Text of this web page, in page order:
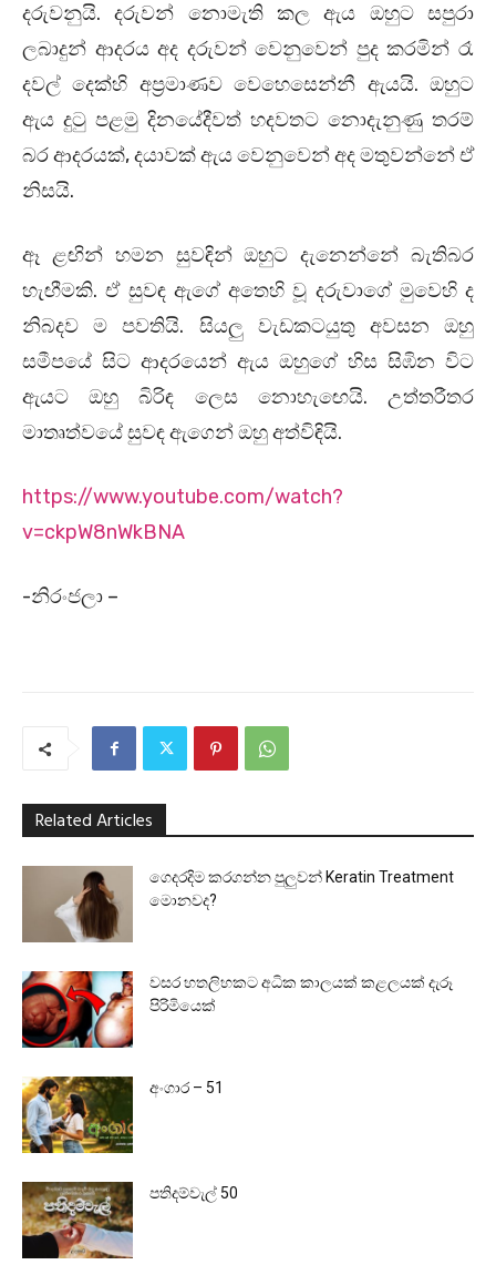
දරුවනුයි. දරුවන් නොමැති කල ඇය ඔහුට සපුරා
ලබාදුන් ආදරය අද දරුවන් වෙනුවෙන් පුද කරමින් රෑ
දවල් දෙක්හි අප්‍රමාණව වෙහෙසෙන්නී ඇයයි. ඔහුට
ඇය දුටු පළමු දිනයේදීවත් හදවතට නොදැනුණු තරම්
බර ආදරයක්, දයාවක් ඇය වෙනුවෙන් අද මතුවන්නේ ඒ
නිසයි.
ඈ ළඟින් හමන සුවඳින් ඔහුට දැනෙන්නේ බැතිබර
හැඟීමකි. ඒ සුවඳ ඇගේ අතෙහි වූ දරුවාගේ මුවෙහි ද
නිබදව ම පවතියි. සියලු වැඩකටයුතු අවසන ඔහු
සමීපයේ සිට ආදරයෙන් ඇය ඔහුගේ හිස සිඹින විට
ඇයට ඔහු බිරිඳ ලෙස නොහැ‍ඟෙයි. උත්තරීතර
මාතෘත්වයේ සුවඳ ඇගෙන් ඔහු අත්විඳියි.
https://www.youtube.com/watch?
v=ckpW8nWkBNA
-නිරංජලා –
Related Articles
ගෙදරදිම කරගන්න පුලුවන් Keratin Treatment
මොනවද?
වසර හතලිහකට අධික කාලයක් කළලයක් දැරූ
පිරිමියෙක්
අංගාර – 51
පතිදම්වැල් 50